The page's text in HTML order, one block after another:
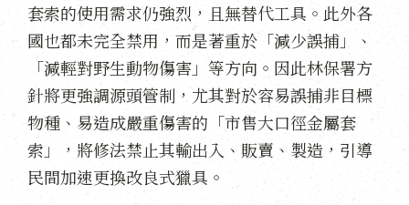
套索的使用需求仍強烈，且無替代工具。此外各
國也都未完全禁用，而是著重於「減少誤捕」、
「減輕對野生動物傷害」等方向。因此林保署方
針將更強調源頭管制，尤其對於容易誤捕非目標
物種、易造成嚴重傷害的「市售大口徑金屬套
索」，將修法禁止其輸出入、販賣、製造，引導
民間加速更換改良式獵具。